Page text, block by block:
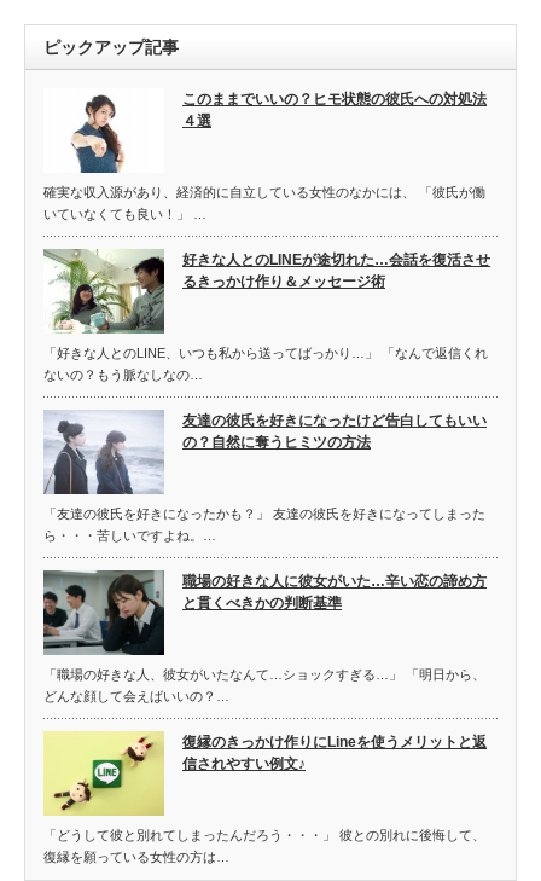
ピックアップ記事
このままでいいの？ヒモ状態の彼氏への対処法
４選
確実な収入源があり、経済的に自立している女性のなかには、 「彼氏が働
いていなくても良い！」 …
好きな人とのLINEが途切れた…会話を復活させ
るきっかけ作り＆メッセージ術
「好きな人とのLINE、いつも私から送ってばっかり…」 「なんで返信くれ
ないの？もう脈なしなの…
友達の彼氏を好きになったけど告白してもいい
の？自然に奪うヒミツの方法
「友達の彼氏を好きになったかも？」 友達の彼氏を好きになってしまった
ら・・・苦しいですよね。…
職場の好きな人に彼女がいた…辛い恋の諦め方
と貫くべきかの判断基準
「職場の好きな人、彼女がいたなんて…ショックすぎる…」 「明日から、
どんな顔して会えばいいの？…
復縁のきっかけ作りにLineを使うメリットと返
信されやすい例文♪
「どうして彼と別れてしまったんだろう・・・」 彼との別れに後悔して、
復縁を願っている女性の方は…